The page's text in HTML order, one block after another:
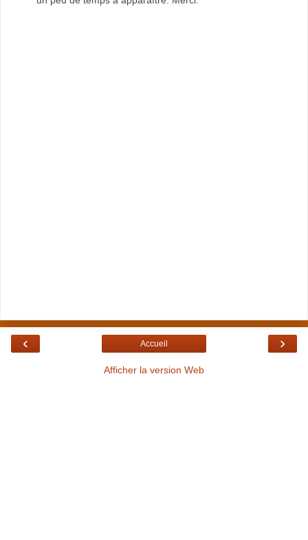
‹ ›
Accueil
Afficher la version Web